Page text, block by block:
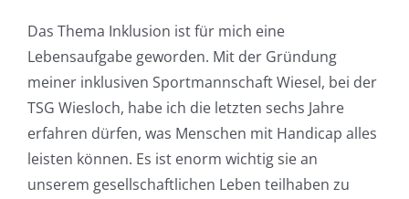
Das Thema Inklusion ist für mich eine
Lebensaufgabe geworden. Mit der Gründung
meiner inklusiven Sportmannschaft Wiesel, bei der
TSG Wiesloch, habe ich die letzten sechs Jahre
erfahren dürfen, was Menschen mit Handicap alles
leisten können. Es ist enorm wichtig sie an
unserem gesellschaftlichen Leben teilhaben zu